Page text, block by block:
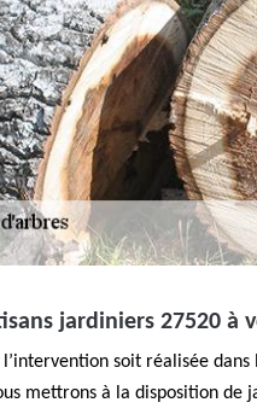
jardiniers 27520 à
l’intervention soit réalisée dans
mettrons à la disposition de